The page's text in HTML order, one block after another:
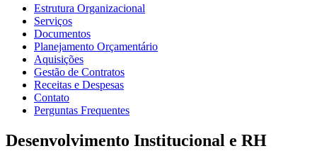
Estrutura Organizacional
Serviços
Documentos
Planejamento Orçamentário
Aquisições
Gestão de Contratos
Receitas e Despesas
Contato
Perguntas Frequentes
Desenvolvimento Institucional e RH